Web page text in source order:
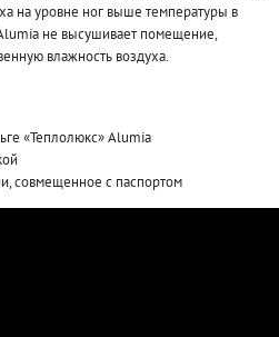
на уровне ног выше температуры в
не высушивает помещение,
влажность воздуха.
«Теплолюкс» Alumia
совмещенное с паспортом